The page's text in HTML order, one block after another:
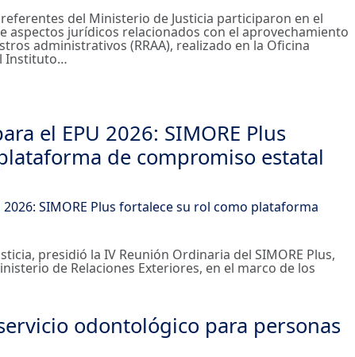
referentes del Ministerio de Justicia participaron en el
aspectos jurídicos relacionados con el aprovechamiento
administrativos (RRAA), realizado en la Oficina
Instituto…
el EPU 2026: SIMORE Plus
de compromiso estatal
presidió la IV Reunión Ordinaria del SIMORE Plus,
de Relaciones Exteriores, en el marco de los
odontológico para personas